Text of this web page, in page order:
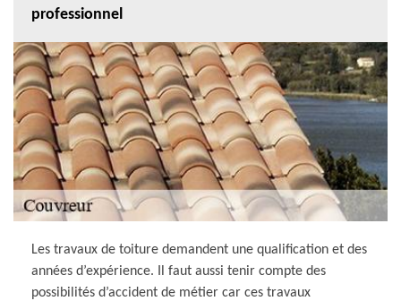
professionnel
Les travaux de toiture demandent une qualification et des
années d’expérience. Il faut aussi tenir compte des
possibilités d’accident de métier car ces travaux